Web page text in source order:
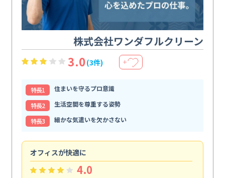
株式会社ワンダフルクリーン
3.0(3件) ＋
特⻑1
住まいを守るプロ意識
特⻑2
生活空間を尊重する姿勢
特⻑3
細かな気遣いを欠かさない
オフィスが快適に
4.0